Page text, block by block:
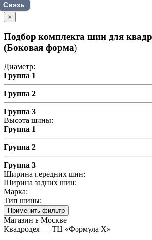
Связь
×
Подбор комплекта шин для
(Боковая форма)
Диаметр:
Группа 1
Группа 2
Группа 3
Высота шины:
Группа 1
Группа 2
Группа 3
Ширина передних шин:
Ширина задних шин:
Марка:
Тип шины:
Применить фильтр
Магазин в Москве
Квадродел — ТЦ «Формула Х»